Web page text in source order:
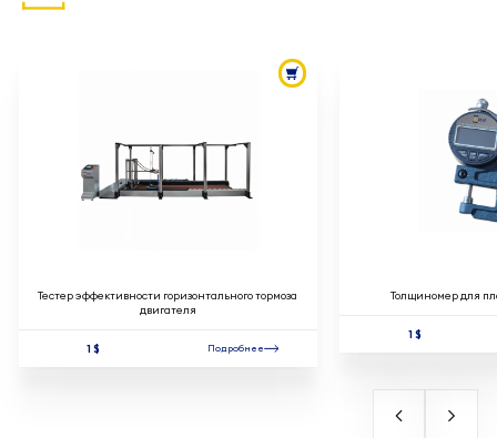
Тестер эффективности горизонтального тормоза
двигателя
1 $ Подробнее
Толщиномер для
1 $